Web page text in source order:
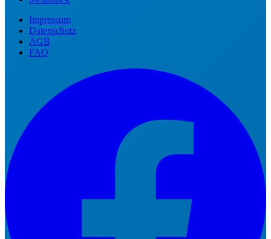
Impressum
Datenschutz
AGB
FAQ